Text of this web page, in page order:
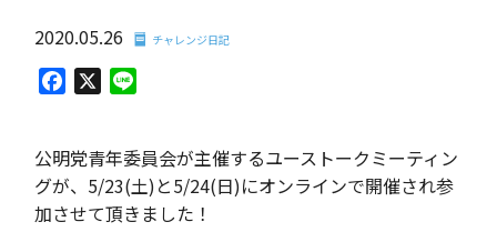
2020.05.26 チャレンジ日記
Facebook
公明党青年委員会が主催するユーストークミーティン
グが、5/23(土)と5/24(日)にオンラインで開催され参
加させて頂きました！